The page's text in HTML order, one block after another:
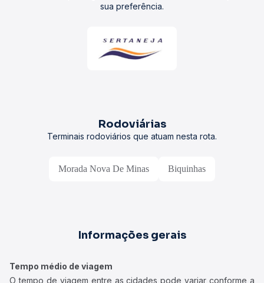
sua preferência.
Rodoviárias
Terminais rodoviários que atuam nesta rota.
Morada Nova De Minas Biquinhas
Informações gerais
Tempo médio de viagem
O tempo de viagem entre as cidades pode variar conforme a